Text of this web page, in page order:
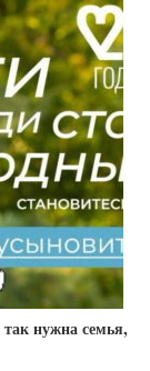
нужна семья,